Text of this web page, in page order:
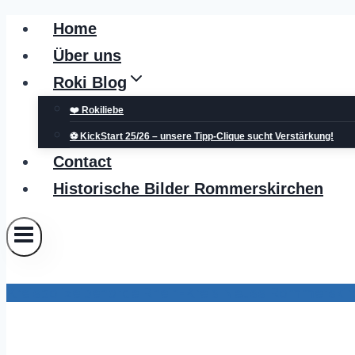
Zum
Inhalt
springen
Home
Über uns
Roki Blog
❤️ Rokiliebe
⚽ KickStart 25/26 – unsere Tipp-Clique sucht Verstärkung!
Contact
Historische Bilder Rommerskirchen